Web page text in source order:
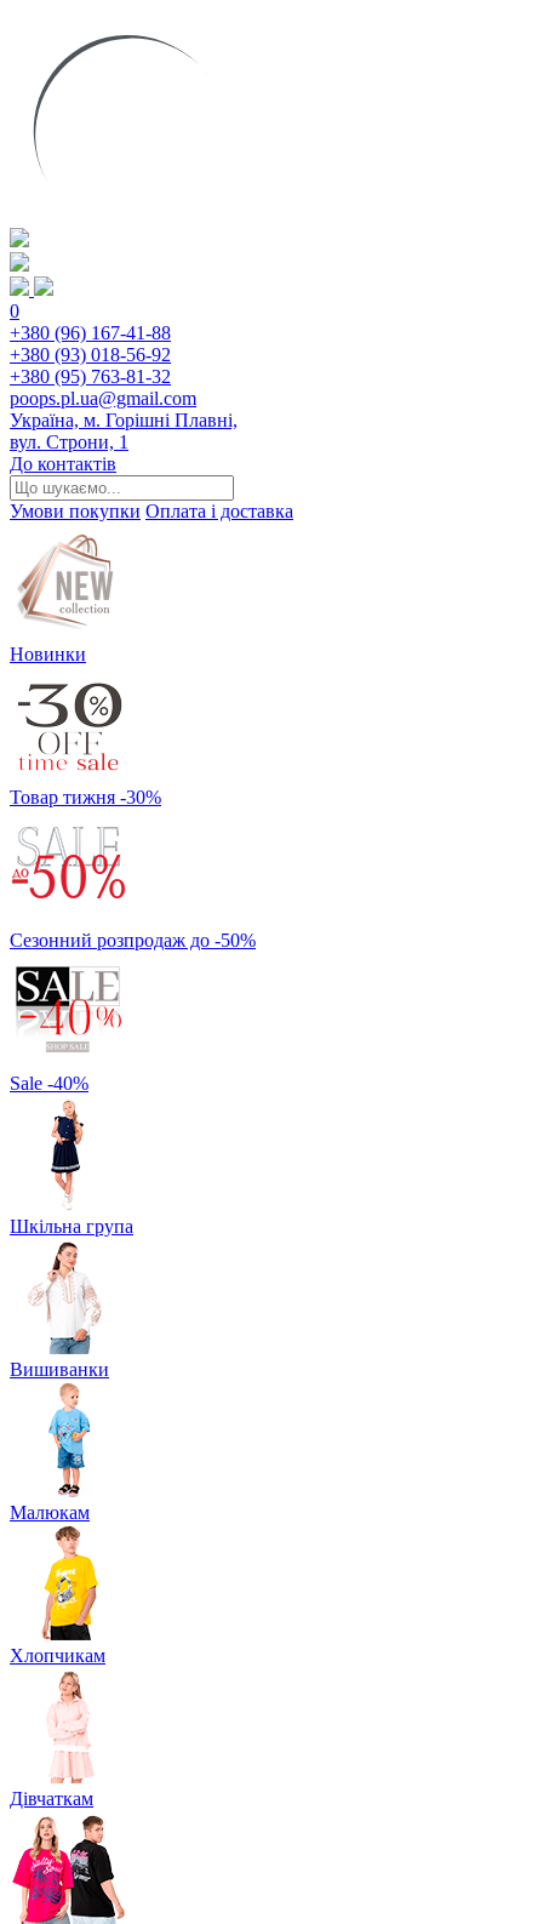
0
+380 (96) 167-41-88
+380 (93) 018-56-92
+380 (95) 763-81-32
poops.pl.ua@gmail.com
Україна, м. Горішні Плавні,
вул. Строни, 1
До контактів
Умови покупки Оплата і доставка
Новинки
Товар тижня -30%
Сезонний розпродаж до -50%
Sale -40%
Шкільна група
Вишиванки
Малюкам
Хлопчикам
Дівчаткам